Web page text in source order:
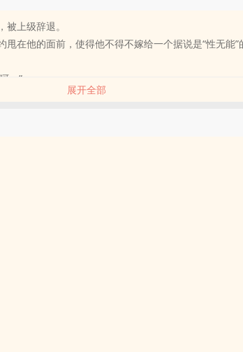
上级辞退。
在他的面前，使得他不得不嫁给一个据说是“性无能”
。”
，看到曾经被他【一手教过的小奶狗/毁了婚约的未婚
纷纷找上门来了之后……
轻小说，背景同性婚姻合法。
爽文
展开全部